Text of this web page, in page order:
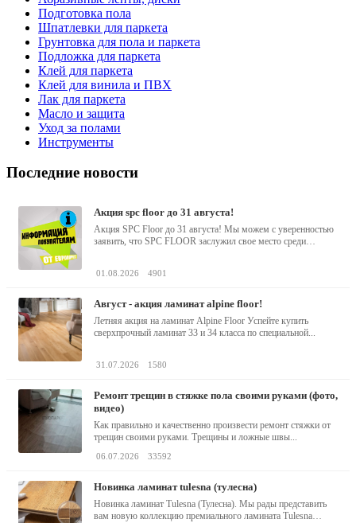
Подготовка пола
Шпатлевки для паркета
Грунтовка для пола и паркета
Подложка для паркета
Клей для паркета
Клей для винила и ПВХ
Лак для паркета
Масло и защита
Уход за полами
Инструменты
Последние новости
акция spc floor до 31 августа!
Акция SPC Floor до 31 августа! Мы можем с уверенностью
заявить, что SPC FLOOR заслужил свое место среди
01.08.2026 4901
август - акция ламинат alpine floor!
Летняя акция на ламинат Alpine Floor Успейте купить
сверхпрочный ламинат 33 и 34 класса по специальной...
31.07.2026 1580
ремонт трещин в стяжке пола своими руками (фото,
видео)
Как правильно и качественно произвести ремонт стяжки от
трещин своими руками. Трещины и ложные швы...
06.07.2026 33592
новинка ламинат tulesna (тулесна)
Новинка ламинат Tulesna (Тулесна). Мы рады представить
вам новую коллекцию премиального ламината Tulesna